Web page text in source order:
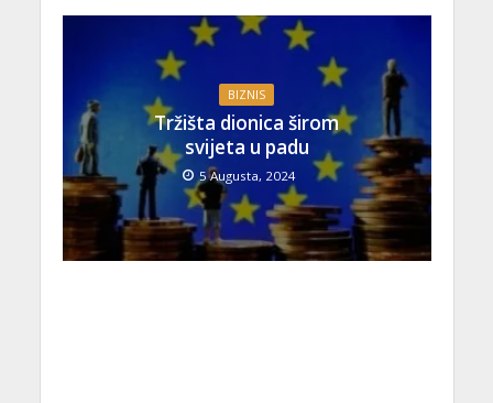
BIZNIS
Tržišta dionica širom
svijeta u padu
5 Augusta, 2024